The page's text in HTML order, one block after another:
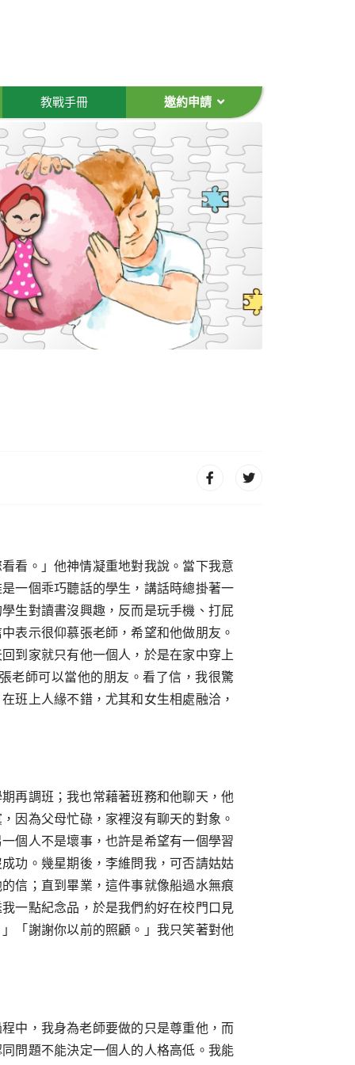
教戰手冊 邀約申請
看。」他神情凝重地對我說。當下我意
一個乖巧聽話的學生，講話時總掛著一
生對讀書沒興趣，反而是玩手機、打屁
表示很仰慕張老師，希望和他做朋友。
到家就只有他一個人，於是在家中穿上
老師可以當他的朋友。看了信，我很驚
班上人緣不錯，尤其和女生相處融洽，
再調班；我也常藉著班務和他聊天，他
因為父母忙碌，家裡沒有聊天的對象。
個人不是壞事，也許是希望有一個學習
功。幾星期後，李維問我，可否請姑姑
信；直到畢業，這件事就像船過水無痕
一點紀念品，於是我們約好在校門口見
「謝謝你以前的照顧。」我只笑著對他
中，我身為老師要做的只是尊重他，而
問題不能決定一個人的人格高低。我能